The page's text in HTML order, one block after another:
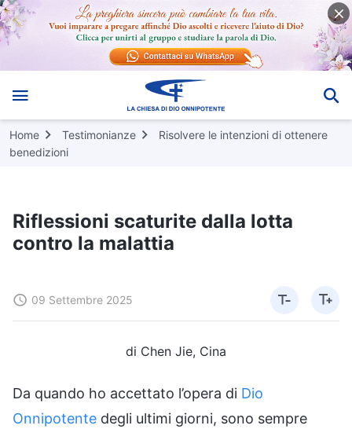
Home Testimonianze
Risolvere le intenzioni di ottenere
benedizioni
Riflessioni scaturite dalla lotta
contro la malattia
09 Settembre 2025
di Chen Jie, Cina
Da quando ho accettato l’opera di Dio
Onnipotente degli ultimi giorni, sono sempre